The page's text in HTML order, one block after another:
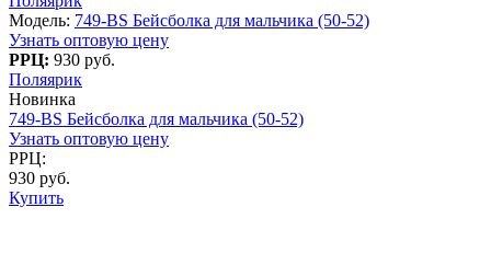
Модель: 749-BS Бейсболка для мальчика (50-52)
Узнать оптовую цену
РРЦ: 930 руб.
Поляярик
Новинка
749-BS Бейсболка для мальчика (50-52)
Узнать оптовую цену
РРЦ:
930 руб.
Купить